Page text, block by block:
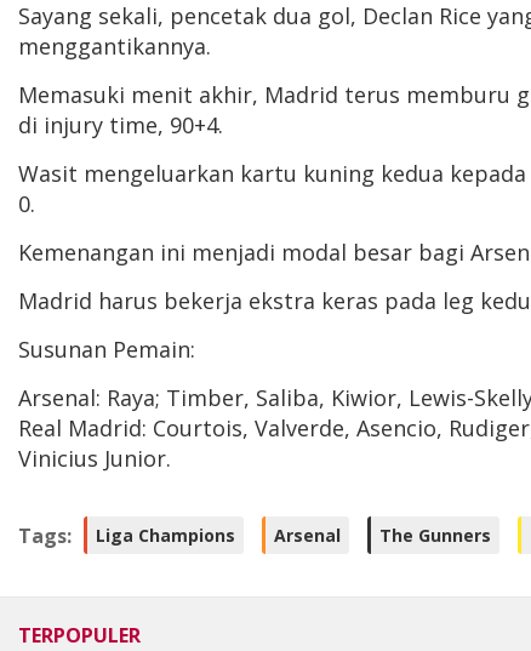
Sayang sekali, pencetak dua gol, Declan Rice
menggantikannya.
Memasuki menit akhir, Madrid terus memburu
di injury time, 90+4.
Wasit mengeluarkan kartu kuning kedua
0.
Kemenangan ini menjadi modal besar bagi
Madrid harus bekerja ekstra keras pada leg
Susunan Pemain:
Arsenal: Raya; Timber, Saliba, Kiwior, Lewis-
Real Madrid: Courtois, Valverde, Asencio,
Vinicius Junior.
Tags: Liga Champions Arsenal The Gunners
TERPOPULER